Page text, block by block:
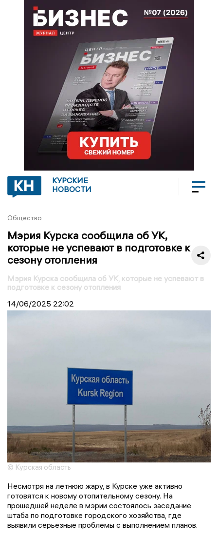
КУРСКИЕ
НОВОСТИ
Общество
Мэрия Курска сообщила об УК,
которые не успевают в подготовке к
сезону отопления
Мэрия Курска сообщила об УК, которые не успевают в
подготовке к сезону отопления
14/06/2025 22:02
© Курская область
Несмотря на летнюю жару, в Курске уже активно
готовятся к новому отопительному сезону. На
прошедшей неделе в мэрии состоялось заседание
штаба по подготовке городского хозяйства, где
выявили серьезные проблемы с выполнением планов.